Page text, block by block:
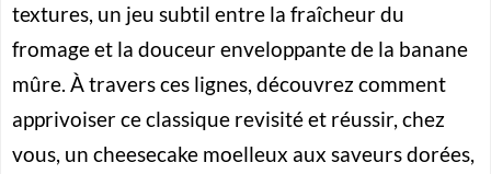
textures, un jeu subtil entre la fraîcheur du
fromage et la douceur enveloppante de la banane
mûre. À travers ces lignes, découvrez comment
apprivoiser ce classique revisité et réussir, chez
vous, un cheesecake moelleux aux saveurs dorées,